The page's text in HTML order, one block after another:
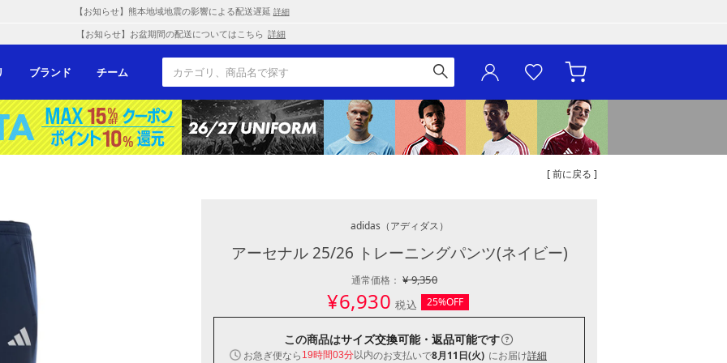
【お知らせ】熊本地域地震の影響による配送遅延 詳細
【お知らせ】お盆期間の配送についてはこちら 詳細
ブランド チーム
[ 前に戻る ]
adidas （アディダス）
アーセナル 25/26 トレーニングパンツ(ネイビー)
通常価格：¥ 9,350
¥6,930 税込 25%OFF
この商品はサイズ交換可能・返品可能です
お急ぎ便なら 19時間03分以内のお支払いで8月11日(火) にお届け詳細